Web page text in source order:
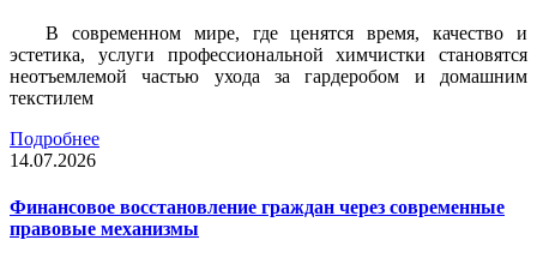
В современном мире, где ценятся время, качество и
эстетика, услуги профессиональной химчистки становятся
неотъемлемой частью ухода за гардеробом и домашним
текстилем
Подробнее
14.07.2026
Финансовое восстановление граждан через современные
правовые механизмы